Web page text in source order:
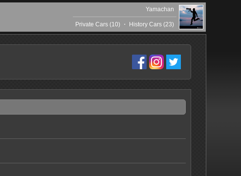
Yamachan
Private Cars (10) ・ History Cars (23)